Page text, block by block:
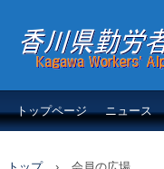
香川県勤労者
トップページ ニュース